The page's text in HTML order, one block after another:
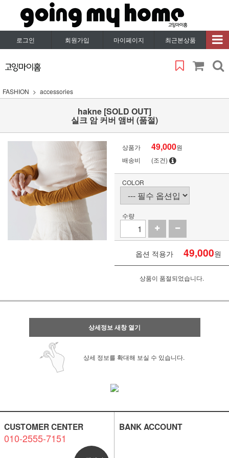
로그인 회원가입 마이페이지 최근본상품
FASHION accessories
hakne [SOLD OUT]
실크 암 커버 앰버 (품절)
상품가 49,000원
배송비
(조건)
COLOR
수량
옵션 적용가 49,000원
상품이 품절되었습니다.
상세정보 새창 열기
상세 정보를 확대해 보실 수 있습니다.
CUSTOMER CENTER
010-2555-7151
BANK ACCOUNT